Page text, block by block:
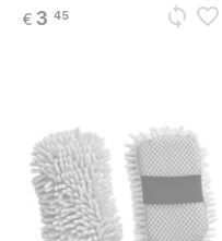
€ 3 45 sync favorite_border